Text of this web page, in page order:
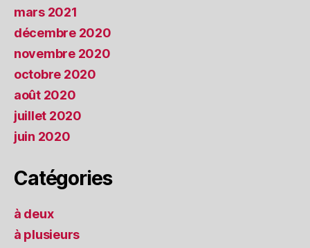
mars 2021
décembre 2020
novembre 2020
octobre 2020
août 2020
juillet 2020
juin 2020
Catégories
à deux
à plusieurs